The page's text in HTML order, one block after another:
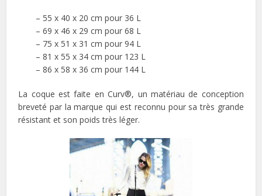
– 55 x 40 x 20 cm pour 36 L
– 69 x 46 x 29 cm pour 68 L
– 75 x 51 x 31 cm pour 94 L
– 81 x 55 x 34 cm pour 123 L
– 86 x 58 x 36 cm pour 144 L
La coque est faite en Curv®, un matériau de conception
breveté par la marque qui est reconnu pour sa très grande
résistant et son poids très léger.